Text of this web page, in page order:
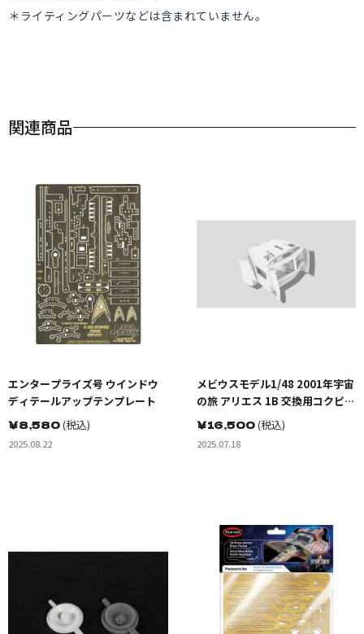
＊ライティングパーツなどは含まれていません。
関連商品
エンタープライズ号 ウインドウ
ディテールアップテンプレート
￥8,580(税込)
2025.08.22
メビウスモデル1/48 2001年宇宙
の旅 アリエス 1B 交換用コクピッ
トディテールアップパーツ
￥16,500(税込)
2025.07.18